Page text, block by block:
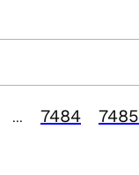
7484 7485